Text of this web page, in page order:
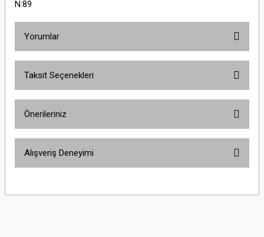
N:89
Yorumlar
Taksit Seçenekleri
Önerileriniz
yetersiz gördüğünüz noktaları öneri formunu kullanarak tarafımıza
Alışveriş Deneyimi